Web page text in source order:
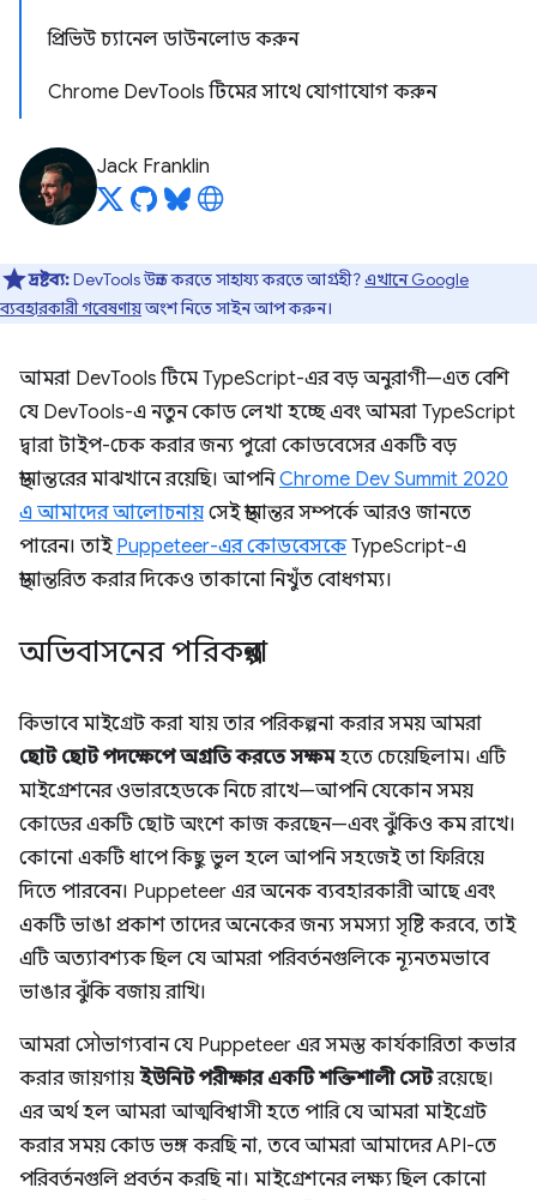
প্রিভিউ চ্যানেল ডাউনলোড করুন
Chrome DevTools টিমের সাথে যোগাযোগ করুন
Jack Franklin
দ্রষ্টব্য:DevTools উন্নত করতে সাহায্য করতে আগ্রহী?এখানে Google
ব্যবহারকারী গবেষণায়অংশ নিতে সাইন আপ করুন।
আমরা DevTools টিমে TypeScript-এর বড় অনুরাগী—এত বেশি
যে DevTools-এ নতুন কোড লেখা হচ্ছে এবং আমরা TypeScript
দ্বারা টাইপ-চেক করার জন্য পুরো কোডবেসের একটি বড়
স্থানান্তরের মাঝখানে রয়েছি। আপনিChrome Dev Summit 2020
এ আমাদের আলোচনায় সেই স্থানান্তর সম্পর্কে আরও জানতে
পারেন। তাই Puppeteer-এর কোডবেসকেTypeScript-এ
স্থানান্তরিত করার দিকেও তাকানো নিখুঁত বোধগম্য।
অভিবাসনের পরিকল্পনা
কিভাবে মাইগ্রেট করা যায় তার পরিকল্পনা করার সময় আমরা
ছোট ছোট পদক্ষেপে অগ্রগতি করতে সক্ষমহতে চেয়েছিলাম। এটি
মাইগ্রেশনের ওভারহেডকে নিচে রাখে—আপনি যেকোন সময়
কোডের একটি ছোট অংশে কাজ করছেন—এবং ঝুঁকিও কম রাখে।
কোনো একটি ধাপে কিছু ভুল হলে আপনি সহজেই তা ফিরিয়ে
দিতে পারবেন। Puppeteer এর অনেক ব্যবহারকারী আছে এবং
একটি ভাঙা প্রকাশ তাদের অনেকের জন্য সমস্যা সৃষ্টি করবে, তাই
এটি অত্যাবশ্যক ছিল যে আমরা পরিবর্তনগুলিকে ন্যূনতমভাবে
ভাঙার ঝুঁকি বজায় রাখি।
আমরা সৌভাগ্যবান যে Puppeteer এর সমস্ত কার্যকারিতা কভার
করার জায়গায় ইউনিট পরীক্ষার একটি শক্তিশালী সেটরয়েছে।
এর অর্থ হল আমরা আত্মবিশ্বাসী হতে পারি যে আমরা মাইগ্রেট
করার সময় কোড ভঙ্গ করছি না, তবে আমরা আমাদের API-তে
পরিবর্তনগুলি প্রবর্তন করছি না। মাইগ্রেশনের লক্ষ্য ছিল কোনো